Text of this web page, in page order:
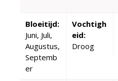
Bloeitijd:
Juni, Juli,
Augustus,
Septemb
er
Vochtigh
eid:
Droog